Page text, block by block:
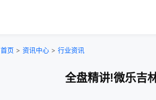
首页 > 资讯中心 > 行业资讯
全盘精讲!微乐吉